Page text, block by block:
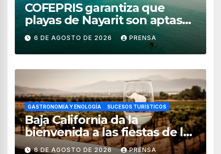
COFEPRIS garantiza que
playas de Nayarit son aptas
para uso recreativo
6 DE AGOSTO DE 2026 PRENSA
GASTRONOMÍA Y ENOLOGÍA SUCESOS TURÍSTICOS
Baja California da la
bienvenida a las fiestas de la
vendimia 2026
6 DE AGOSTO DE 2026 PRENSA